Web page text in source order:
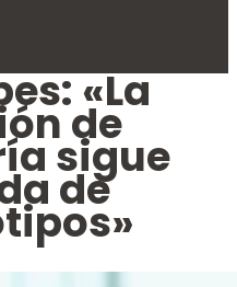
«La
de
sigue
de